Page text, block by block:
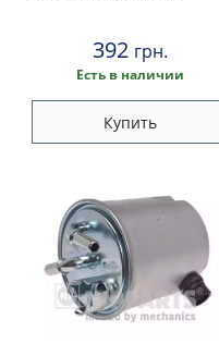
392 грн.
Есть в наличии
Купить